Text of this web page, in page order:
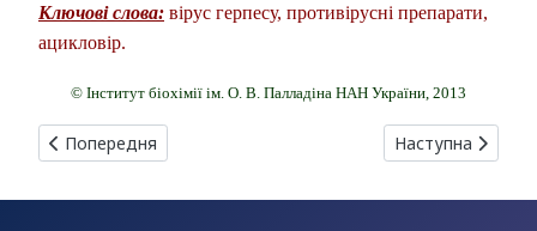
Ключові слова: вірус герпесу, противірусні препарати,
ацикловір.
© Інститут біохімії ім. О. В. Палладіна НАН України, 2013
Попередня стаття: ДЕЯКІ НОВІ ДАНІ БІОТЕХНОЛОГІЇ
Попередня Наступна
Наступна